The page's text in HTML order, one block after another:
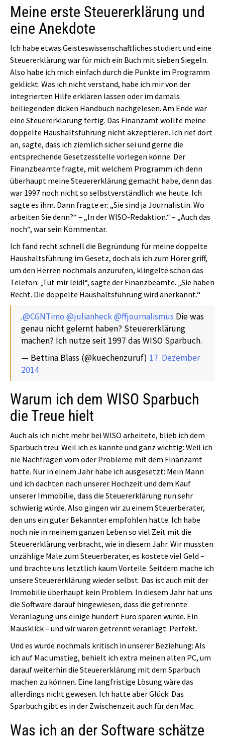
Meine erste Steuererklärung und
eine Anekdote
Ich habe etwas Geisteswissenschaftliches studiert und eine
Steuererklärung war für mich ein Buch mit sieben Siegeln.
Also habe ich mich einfach durch die Punkte im Programm
geklickt. Was ich nicht verstand, habe ich mir von der
integrierten Hilfe erklären lassen oder im damals
beiliegenden dicken Handbuch nachgelesen. Am Ende war
eine Steuererklärung fertig. Das Finanzamt wollte meine
doppelte Haushaltsführung nicht akzeptieren. Ich rief dort
an, sagte, dass ich ziemlich sicher sei und gerne die
entsprechende Gesetzesstelle vorlegen könne. Der
Finanzbeamte fragte, mit welchem Programm ich denn
überhaupt meine Steuererklärung gemacht habe, denn das
war 1997 noch nicht so selbstverständlich wie heute. Ich
sagte es ihm. Dann fragte er: „Sie sind ja Journalistin. Wo
arbeiten Sie denn?“ – „In der WISO-Redaktion.“ – „Auch das
noch“, war sein Kommentar.
Ich fand recht schnell die Begründung für meine doppelte
Haushaltsführung im Gesetz, doch als ich zum Hörer griff,
um den Herren nochmals anzurufen, klingelte schon das
Telefon: „Tut mir leid!“, sagte der Finanzbeamte. „Sie haben
Recht. Die doppelte Haushaltsführung wird anerkannt.“
.@CGNTimo @julianheck@ffjournalismus Die was
genau nicht gelernt haben? Steuererklärung
machen? Ich nutze seit 1997 das WISO Sparbuch.
— Bettina Blass (@kuechenzuruf) 17. Dezember
2014
Warum ich dem WISO Sparbuch
die Treue hielt
Auch als ich nicht mehr bei WISO arbeitete, blieb ich dem
Sparbuch treu: Weil ich es kannte und ganz wichtig: Weil ich
nie Nachfragen vom oder Probleme mit dem Finanzamt
hatte. Nur in einem Jahr habe ich ausgesetzt: Mein Mann
und ich dachten nach unserer Hochzeit und dem Kauf
unserer Immobilie, dass die Steuererklärung nun sehr
schwierig würde. Also gingen wir zu einem Steuerberater,
den uns ein guter Bekannter empfohlen hatte. Ich habe
noch nie in meinem ganzen Leben so viel Zeit mit die
Steuererklärung verbracht, wie in diesem Jahr. Wir mussten
unzählige Male zum Steuerberater, es kostete viel Geld –
und brachte uns letztlich kaum Vorteile. Seitdem mache ich
unsere Steuererklärung wieder selbst. Das ist auch mit der
Immobilie überhaupt kein Problem. In diesem Jahr hat uns
die Software darauf hingewiesen, dass die getrennte
Veranlagung uns einige hundert Euro sparen würde. Ein
Mausklick – und wir waren getrennt veranlagt. Perfekt.
Und es wurde nochmals kritisch in unserer Beziehung: Als
ich auf Mac umstieg, behielt ich extra meinen alten PC, um
darauf weiterhin die Steuererklärung mit dem Sparbuch
machen zu können. Eine langfristige Lösung wäre das
allerdings nicht gewesen. Ich hatte aber Glück: Das
Sparbuch gibt es in der Zwischenzeit auch für den Mac.
Was ich an der Software schätze